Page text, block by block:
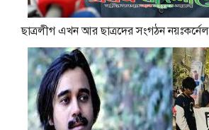
ছাত্রলীগ এখন আর ছাত্রদের সংগঠন